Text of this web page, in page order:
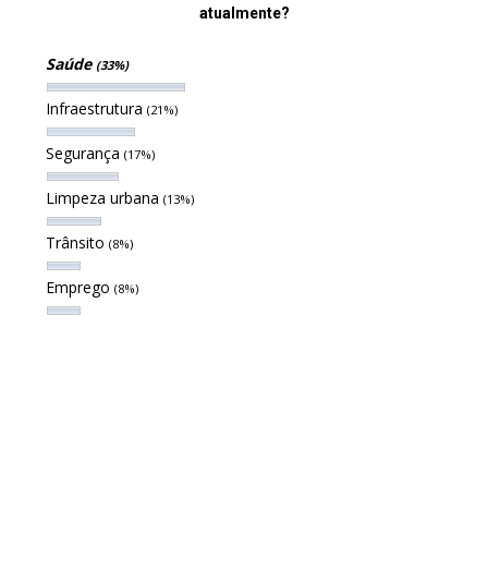
atualmente?
Saúde (33%)
Infraestrutura (21%)
Segurança (17%)
Limpeza urbana (13%)
Trânsito (8%)
Emprego (8%)